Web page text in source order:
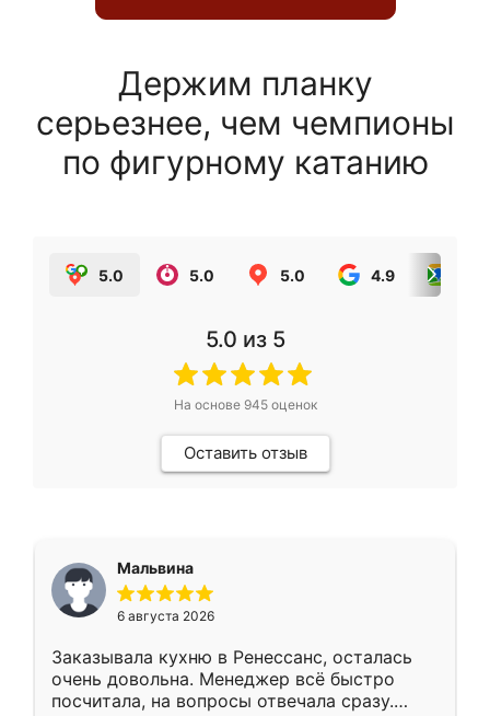
Держим планку
серьезнее, чем чемпионы
по фигурному катанию
5.0 5.0 5.0 4.9
5.0 из 5
На основе 945оценок
Оставить отзыв
Мальвина
6 августа 2026
Заказывала кухню в Ренессанс, осталась
очень довольна. Менеджер всё быстро
посчитала, на вопросы отвечала сразу.